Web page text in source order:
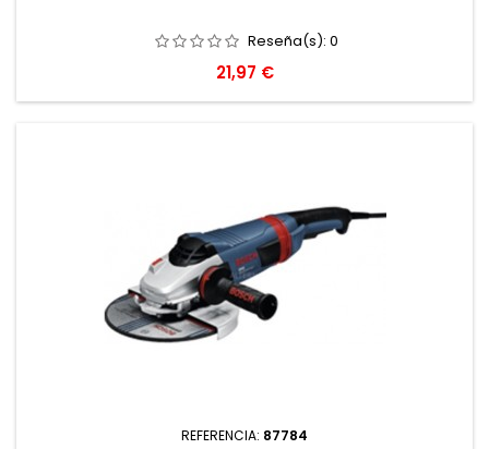
Reseña(s): 0
Precio
21,97 €
REFERENCIA: 87784